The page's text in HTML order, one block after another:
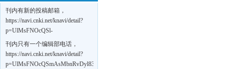
刊内有新的投稿邮箱，
https://navi.cnki.net/knavi/detail?
p=UlMsFNOcQSl-
刊内只有一个编辑部电话，
https://navi.cnki.net/knavi/detail?
p=UlMsFNOcQSmAsMbnRvDyl83fGGu5dcrBYtF-